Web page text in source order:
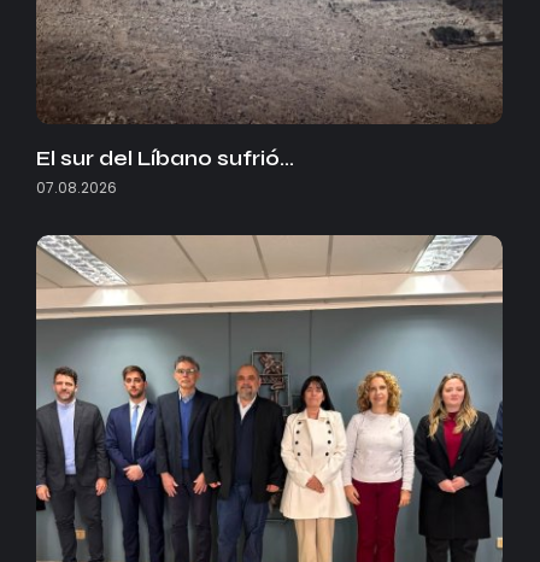
El sur del Líbano sufrió…
07.08.2026